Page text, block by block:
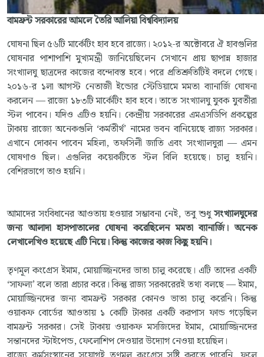
বামফ্রন্ট সরকারের আমলে তৈরি আলিয়া বিশ্ববিদ্যালয়
ঘোষনা ছিল ৫৬টি মার্কেটিং হাব হবে রাজ্যে। ২০১২-র অক্টোবরে ঐ হাবগুলির
ঘোষনার পাশাপাশি মুখ্যমন্ত্রী জানিয়েছিলেন সেখানে প্রায় ছাপান্ন হাজার
সংখ্যালঘু ছাত্রদের কাজের বন্দোবস্ত হবে। পরে প্রতিশ্রুতিটিই বদলে গেছে।
২০১৬-র ১লা আগস্ট নেতাজী ইন্ডোর স্টেডিয়ামে মমতা ব্যানার্জি ঘোষনা
করলেন — রাজ্যে ১৮৩টি মার্কেটিং হাব হবে। তাতে সংখ্যালঘু যুবক যুবতীরা
স্টল পাবেন। যদিও এটিও হয়নি। কেন্দ্রীয় সরকারের এমএসডিপি প্রকল্পের
টাকায় রাজ্যে অনেকগুলি ‘কর্মতীর্থ’ নামের ভবন বানিয়েছে রাজ্য সরকার।
এখানে দোকান পাবেন মহিলা, তফসিলী জাতি এবং সংখ্যালঘুরা — এমন
ঘোষণাও ছিল। এগুলির কয়েকটিতে স্টল বিলি হয়েছে। চালু হয়নি।
বেশিরভাগে তাও হয়নি।
আমাদের সংবিধানের আওতায় হওয়ার সম্ভাবনা নেই, তবু শুধুসংখ্যালঘুদের
জন্য আলাদা হাসপাতালের ঘোষনা করেছিলেন মমতা ব্যানার্জি। অনেক
লেখালেখিও হয়েছে এটি নিয়ে। কিন্তু কাজের কাজ কিছু হয়নি।
তৃণমূল কংগ্রেস ইমাম, মোয়াজ্জিনদের ভাতা চালু করেছে। এটি তাদের একটি
‘সাফল্য’ বলে তারা প্রচার করে। কিন্তু রাজ্য সরকারেরই তথ্য বলছে — ইমাম,
মোয়াজ্জিনদের জন্য বামফ্রন্ট সরকার কোনও ভাতা চালু করেনি। কিন্তু
ওয়াকফ বোর্ডের আওতায় ১ কোটি টাকার একটি করপাস ফান্ড গড়েছিল
বামফ্রন্ট সরকার। সেই টাকায় ওয়াকফ মসজিদের ইমাম, মোয়াজ্জিনদের
সন্তানদের স্টাইপেন্ড, ফেলোশিপ দেওয়ার উদ্যোগ নেওয়া হয়েছিল।